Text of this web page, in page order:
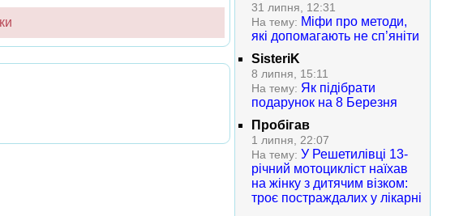
31 липня, 12:31
На тему: Міфи про методи,
які допомагають не сп’яніти
SisteriK
8 липня, 15:11
На тему: Як підібрати
подарунок на 8 Березня
Пробігав
1 липня, 22:07
На тему: У Решетилівці 13-
річний мотоцикліст наїхав
на жінку з дитячим візком:
троє постраждалих у лікарні